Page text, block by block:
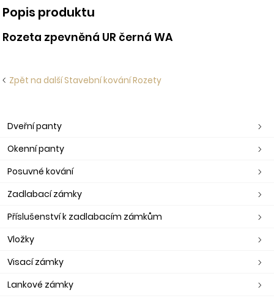
Popis produktu
Rozeta zpevněná UR černá WA
Zpět na další Stavební kování Rozety
Dveřní panty
Okenní panty
Posuvné kování
Zadlabací zámky
Příslušenství k zadlabacím zámkům
Vložky
Visací zámky
Lankové zámky